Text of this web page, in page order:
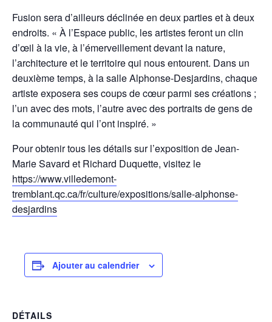
Fusion sera d’ailleurs déclinée en deux parties et à deux
endroits. « À l’Espace public, les artistes feront un clin
d’œil à la vie, à l’émerveillement devant la nature,
l’architecture et le territoire qui nous entourent. Dans un
deuxième temps, à la salle Alphonse-Desjardins, chaque
artiste exposera ses coups de cœur parmi ses créations ;
l’un avec des mots, l’autre avec des portraits de gens de
la communauté qui l’ont inspiré. »
Pour obtenir tous les détails sur l’exposition de Jean-
Marie Savard et Richard Duquette, visitez le
https://www.villedemont-
tremblant.qc.ca/fr/culture/expositions/salle-alphonse-
desjardins
Ajouter au calendrier
DÉTAILS